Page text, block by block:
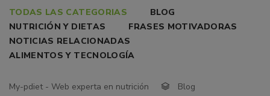
Barcelona.
Mejoramos
la
nutrición
¿CUÁLES
SON
LAS
CAUSAS
TODAS LAS CATEGORIAS
BLOG
NUTRICIÓN Y DIETAS
FRASES MOTIVADORAS
NOTICIAS RELACIONADAS
ALIMENTOS Y TECNOLOGÍA
My-pdiet - Web experta en nutrición
Blog